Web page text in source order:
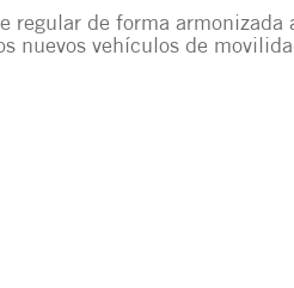
regular de forma armonizada
nuevos vehículos de